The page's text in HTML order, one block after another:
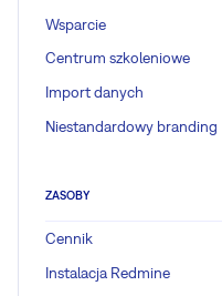
Wsparcie
Centrum szkoleniowe
Import danych
Niestandardowy branding
ZASOBY
Cennik
Instalacja Redmine